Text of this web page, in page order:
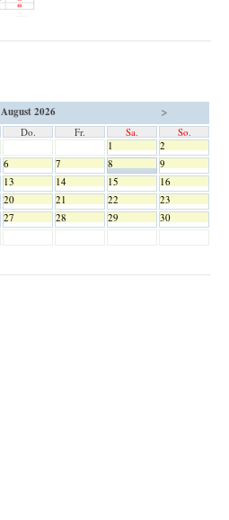
August 2026 >
Do. Fr. Sa.
So.
1
2
6 7 8
9
13 14 15
16
20 21 22
23
27 28 29
30